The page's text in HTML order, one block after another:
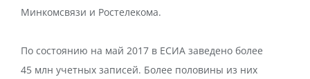
Минкомсвязи и Ростелекома.
По состоянию на май 2017 в ЕСИА заведено более
45 млн учетных записей. Более половины из них